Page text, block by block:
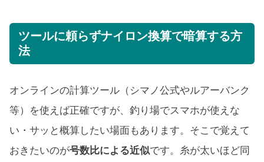
ツールに頼らずナイロン換算で暗算する方
法
オンラインの計算ツール（シマノ公式やルアーバンク
等）を使えば正確ですが、釣り場でスマホが使えな
い・サッと概算したい場面もあります。そこで覚えて
おきたいのが号数比による近似です。糸が太いほど同